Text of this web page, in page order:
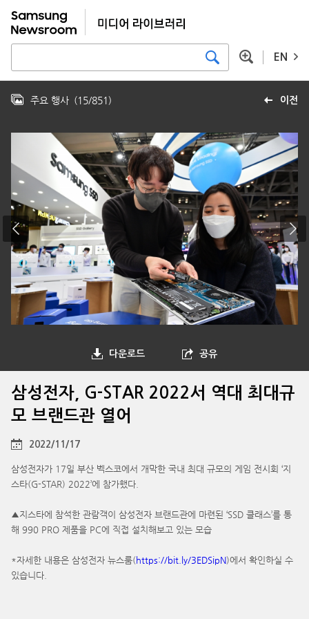
EN
이전
주요 행사 (15/851)
다운로드 공유
삼성전자, G-STAR 2022서 역대 최대규
모 브랜드관 열어
2022/11/17
삼성전자가 17일 부산 벡스코에서 개막한 국내 최대 규모의 게임 전시회 ‘지
스타(G-STAR) 2022’에 참가했다.
▲지스타에 참석한 관람객이 삼성전자 브랜드관에 마련된 ‘SSD 클래스’를 통
해 990 PRO 제품을 PC에 직접 설치해보고 있는 모습
*자세한 내용은 삼성전자 뉴스룸(https://bit.ly/3EDSipN)에서 확인하실 수
있습니다.